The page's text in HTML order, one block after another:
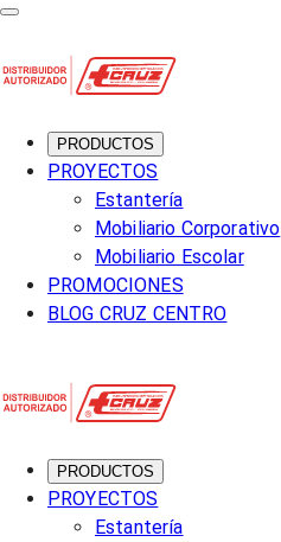
PRODUCTOS
PROYECTOS
Estantería
Mobiliario Corporativo
Mobiliario Escolar
PROMOCIONES
BLOG CRUZ CENTRO
PRODUCTOS
PROYECTOS
Estantería